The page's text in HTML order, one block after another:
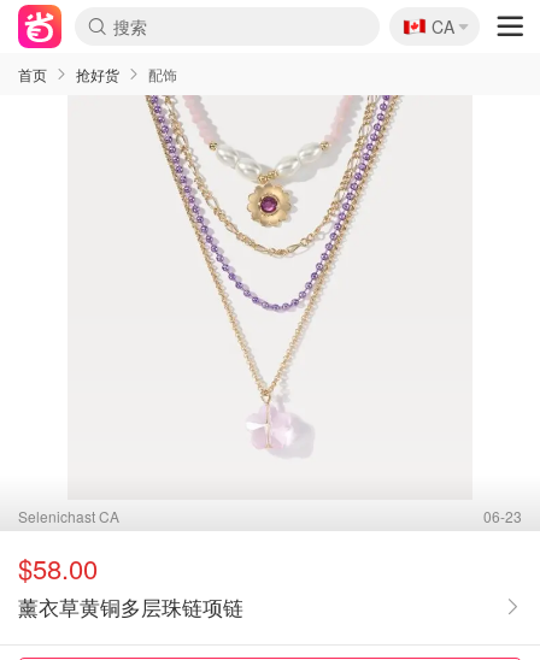
🇨🇦
CA
首页 抢好货 配饰
Selenichast CA 06-23
$58.00
薰衣草黄铜多层珠链项链